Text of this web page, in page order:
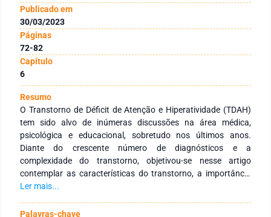
Publicado em
30/03/2023
Páginas
72-82
Capítulo
6
Resumo
O Transtorno de Déficit de Atenção e Hiperatividade (TDAH)
tem sido alvo de inúmeras discussões na área médica,
psicológica e educacional, sobretudo nos últimos anos.
Diante do crescente número de diagnósticos e a
complexidade do transtorno, objetivou-se nesse artigo
contemplar as características do transtorno, a importância
do diagnóstico do TDAH realizado por uma equipe
processo, bem como a indicação de psicofármacos no seu
Ler mais...
Palavras-chave